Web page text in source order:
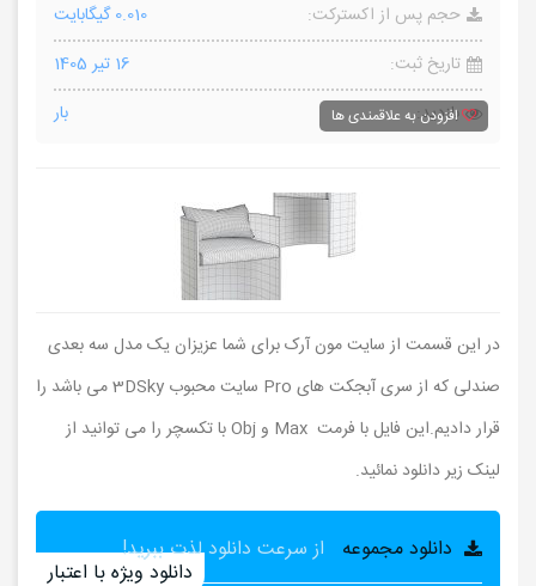
حجم پس از اکسترکت:
0.010 گیگابایت
تاریخ ثبت:
16 تیر 1405
بازدید:
بار افزودن به علاقمندی ها
در این قسمت از سایت مون آرک برای شما عزیزان یک مدل سه بعدی
صندلی که از سری آبجکت های Pro سایت محبوب 3DSky می باشد را
قرار دادیم.این فایل با فرمت Max و Obj با تکسچر را می توانید از
لینک زیر دانلود نمائید.
دانلود مجموعه از سرعت دانلود لذت ببرید!
دانلود ویژه با اعتبار